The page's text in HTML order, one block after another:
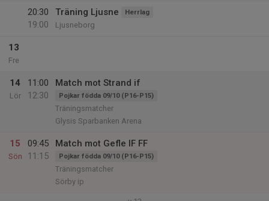
20:30
19:00
Träning Ljusne Herrlag
Ljusneborg
13
Fre
14
Lör
11:00
12:30
Match mot Strand if
Pojkar födda 09/10 (P16-P15)
Träningsmatcher
Glysis Sparbanken Arena
15
Sön
09:45
11:15
Match mot Gefle IF FF
Pojkar födda 09/10 (P16-P15)
Träningsmatcher
Sörby ip